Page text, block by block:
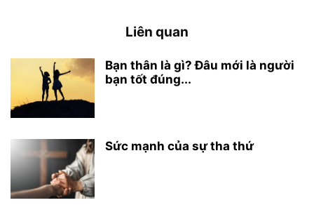
Liên quan
Bạn thân là gì? Đâu mới là người
bạn tốt đúng...
Sức mạnh của sự tha thứ